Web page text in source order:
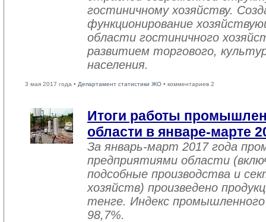
гостиничному хозяйству.
функционирование
области гостиничного
развитием торгового,
населения.
3 мая 2017 года • Департамент статистики ЖО • комментариев 2
Итоги работы
области в январе-марте
За январь-март 2017 года
предприятиями области
подсобные производства и
хозяйств) произведено
тенге. Индекс
98,7%.